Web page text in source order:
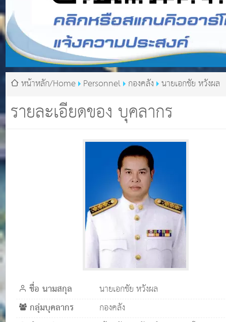
รายละเอียดของ บุคลากร
หน้าหลัก/Home Personnel กองคลัง นายเอกชัย หวังผล
ชื่อ นามสกุล นายเอกชัย หวังผล
กลุ่มบุคลากร กองคลัง